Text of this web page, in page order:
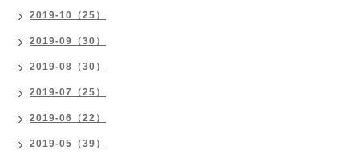
2019-10（25）
2019-09（30）
2019-08（30）
2019-07（25）
2019-06（22）
2019-05（39）